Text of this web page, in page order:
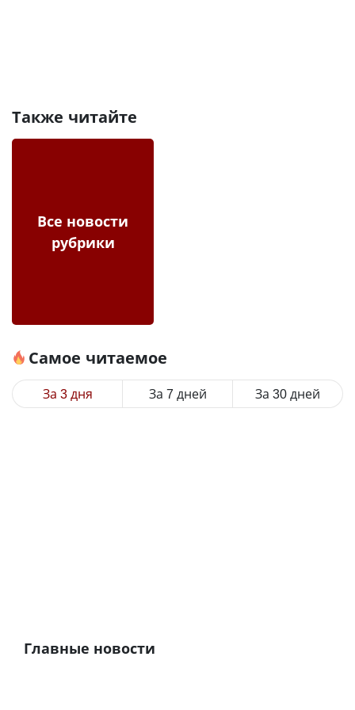
Также читайте
Все новости
рубрики
Самое читаемое
За 3 дня За 7 дней За 30 дней
Главные новости